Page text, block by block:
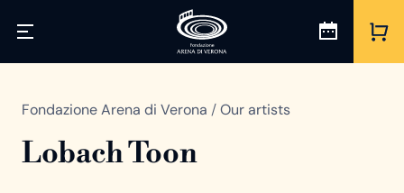
Fondazione Arena di Verona /Our artists
Lobach Toon